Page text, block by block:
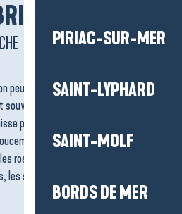
PIRIAC-SUR-MER
SAINT-LYPHARD
SAINT-MOLF
BORDS DE MER
peut choisir de ralentir tout de suite.
souvent la première rencontre avec le
porter par le rythme tranquille du
Les chemins longent les
roseaux, contournent les canaux. Le
les saisons, les usages, sans jamais